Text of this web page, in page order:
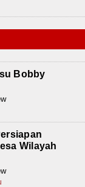
Bobby
Wilayah